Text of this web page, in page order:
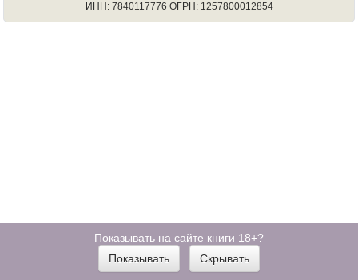
ИНН: 7840117776 ОГРН: 1257800012854
Показывать на сайте книги 18+?
Показывать
Скрывать